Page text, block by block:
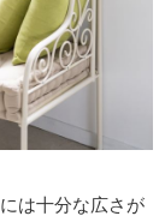
は十分な広さが